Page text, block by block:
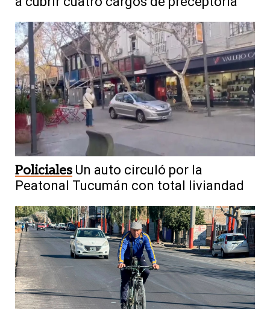
Policiales Un auto circuló por la
Peatonal Tucumán con total liviandad